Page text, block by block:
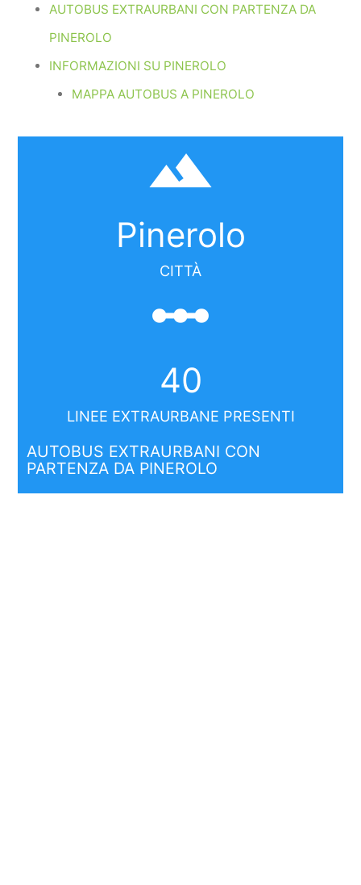
AUTOBUS EXTRAURBANI CON PARTENZA DA
PINEROLO
INFORMAZIONI SU PINEROLO
MAPPA AUTOBUS A PINEROLO
filter_hdr
Pinerolo
CITTÀ
linear_scale
40
LINEE EXTRAURBANE PRESENTI
AUTOBUS EXTRAURBANI CON
PARTENZA DA PINEROLO